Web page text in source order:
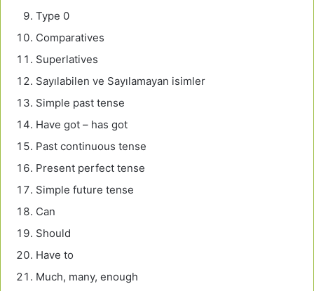
Type 0
Comparatives
Superlatives
Sayılabilen ve Sayılamayan isimler
Simple past tense
Have got – has got
Past continuous tense
Present perfect tense
Simple future tense
Can
Should
Have to
Much, many, enough